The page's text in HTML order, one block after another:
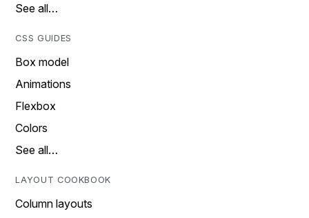
See all…
CSS GUIDES
Box model
Animations
Flexbox
Colors
See all…
LAYOUT COOKBOOK
Column layouts